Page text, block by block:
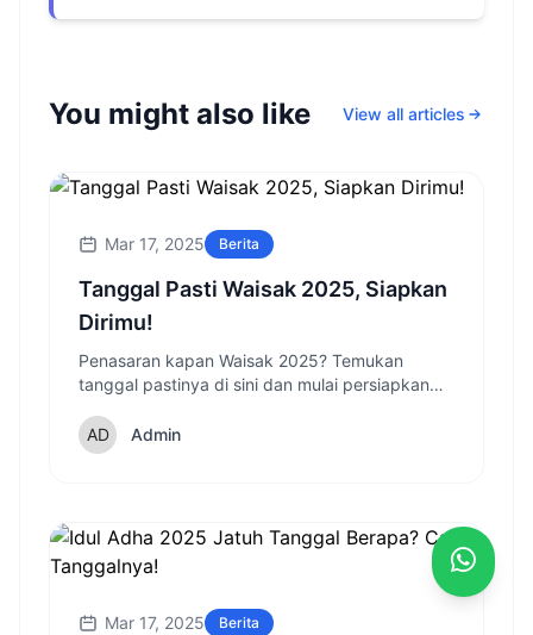
You might also like View all articles
Mar 17, 2025 Berita
Tanggal Pasti Waisak 2025, Siapkan
Dirimu!
Penasaran kapan Waisak 2025? Temukan
tanggal pastinya di sini dan mulai persiapkan
Admin
Mar 17, 2025 Berita